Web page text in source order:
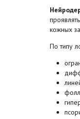
кожных
По типу